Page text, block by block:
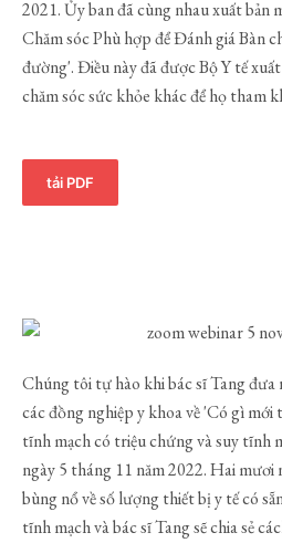
2021. Ủy ban đã cùng nhau xuất bản
Chăm sóc Phù hợp để Đánh giá Bàn
đường'. Điều này đã được Bộ Y tế
chăm sóc sức khỏe khác để họ tham
tải PDF
Chúng tôi tự hào khi bác sĩ Tang
các đồng nghiệp y khoa về 'Có gì
tĩnh mạch có triệu chứng và suy tĩnh
ngày 5 tháng 11 năm 2022. Hai mươi
bùng nổ về số lượng thiết bị y tế có
tĩnh mạch và bác sĩ Tang sẽ chia sẻ